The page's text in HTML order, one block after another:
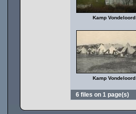
Kamp Vondeloord
Kamp Vondeloord
6 files on 1 page(s)